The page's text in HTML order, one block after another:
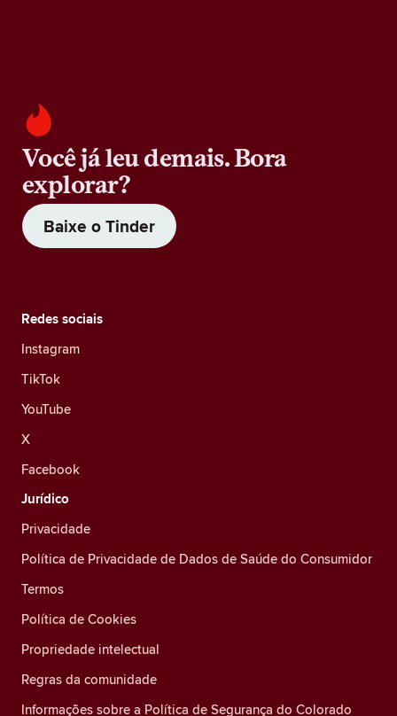
Você já leu demais. Bora
explorar?
Baixe o Tinder
Redes sociais
Instagram
TikTok
YouTube
X
Facebook
Jurídico
Privacidade
Política de Privacidade de Dados de Saúde do Consumidor
Termos
Política de Cookies
Propriedade intelectual
Regras da comunidade
Informações sobre a Política de Segurança do Colorado